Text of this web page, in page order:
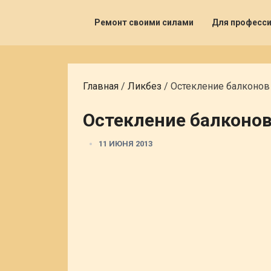
Ремонт своими силами Для
Главная / Ликбез / Остекление балконов
Остекление балконов
11 ИЮНЯ 2013